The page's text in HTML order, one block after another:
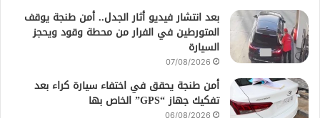
بعد انتشار فيديو أثار الجدل.. أمن طنجة يوقف
المتورطين في الفرار من محطة وقود ويحجز
السيارة
07/08/2026
أمن طنجة يحقق في اختفاء سيارة كراء بعد
تفكيك جهاز “GPS” الخاص بها
06/08/2026